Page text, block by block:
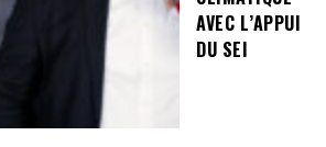
AVEC L’APPUI
DU SEI